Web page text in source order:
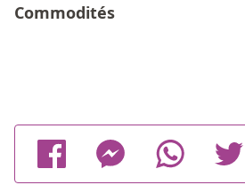
Commodités